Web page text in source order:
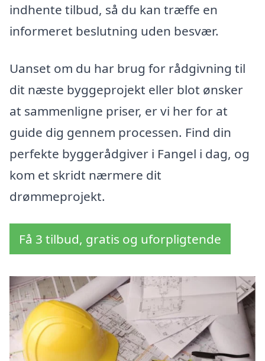
indhente tilbud, så du kan træffe en
informeret beslutning uden besvær.
Uanset om du har brug for rådgivning til
dit næste byggeprojekt eller blot ønsker
at sammenligne priser, er vi her for at
guide dig gennem processen. Find din
perfekte byggerådgiver i Fangel i dag, og
kom et skridt nærmere dit
drømmeprojekt.
Få 3 tilbud, gratis og uforpligtende